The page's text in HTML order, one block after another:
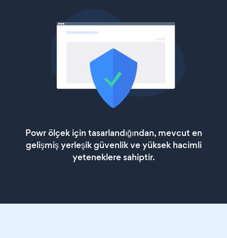
Powr ölçek için tasarlandığından, mevcut en
gelişmiş yerleşik güvenlik ve yüksek hacimli
yeteneklere sahiptir.